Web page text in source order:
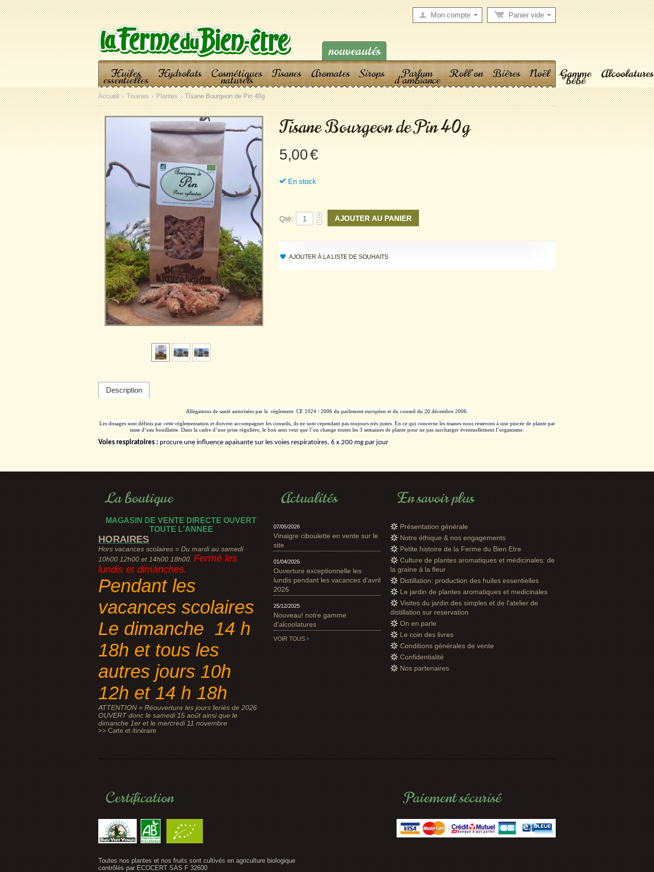
Panier vide
Mon compte
nouveautés
Huiles
essentielles Hydrolats Cosmétiques
naturels Tisanes Aromates Sirops Parfum
d'ambiance Roll'on Bières Noël Gamme
bébé Alcoolatures
Accueil Tisanes Plantes Tisane Bourgeon de Pin 40g
Tisane Bourgeon de Pin 40g
5,00€
En stock
Qté:
AJOUTER À LA LISTE DE SOUHAITS
Description
Allégations de santé autorisées par le règlement CE 1924 / 2006 du parlement européen et du conseil du 20 décembre 2006.
Les dosages sont définis par cette réglementation et doivent accompagner les conseils, ils ne sont cependant pas toujours très justes. En ce qui concerne les tisanes nous resterons à une pincée de plante par
tasse d’eau bouillante. Dans la cadre d’une prise régulière, le bon sens veut que l’on change toutes les 3 semaines de plante pour ne pas surcharger éventuellement l’organisme.
Voies respiratoires : procure une influence apaisante sur les voies respiratoires. 6 x 200 mg par jour
La boutique
MAGASIN DE VENTE DIRECTE OUVERT
TOUTE L'ANNEE
HORAIRES
Hors vacances scolaires = Du mardi au samedi
10h00 12h00 et 14h00 18h00. Fermé les
lundis et dimanches.
Pendant les
vacances scolaires
Le dimanche 14 h
18h et tous les
autres jours 10h
12h et 14 h 18h
ATTENTION = Réouverture les jours feriés de 2026
OUVERT donc le samedi 15 août ainsi que le
dimanche 1er et le mercredi 11 novembre
>> Carte et itinéraire
Actualités
07/05/2026
Vinaigre ciboulette en vente sur le
site
01/04/2026
Ouverture exceptionnelle les
lundis pendant les vacances d'avril
2026
25/12/2025
Nouveau! notre gamme
d'alcoolatures
VOIR TOUS
En savoir plus
Présentation générale
Notre éthique & nos engagements
Petite histoire de la Ferme du Bien Etre
Culture de plantes aromatiques et médicinales: de
la graine à la fleur
Distillation: production des huiles essentielles
Le jardin de plantes aromatiques et medicinales
Visites du jardin des simples et de l'atelier de
distillation sur reservation
On en parle
Le coin des livres
Conditions générales de vente
Confidentialité
Nos partenaires
Certification
Toutes nos plantes et nos fruits sont cultivés en agriculture biologique
contrôlés par ECOCERT SAS F 32600
Paiement sécurisé